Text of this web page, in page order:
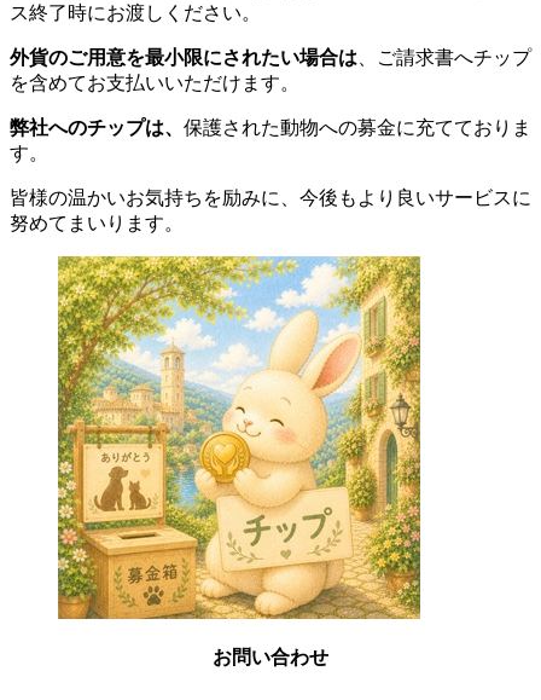
ス終了時にお渡しください。
外貨のご用意を最小限にされたい場合は 、ご請求書へチップ
を含めてお支払いいただけます。
弊社へのチップは、 保護された動物への募金に充てておりま
す。
皆様の温かいお気持ちを励みに、今後もより良いサービスに
努めてまいります。
お問い合わせ